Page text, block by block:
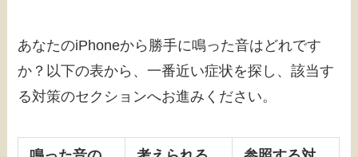
あなたのiPhoneから勝手に鳴った音はどれです
か？以下の表から、一番近い症状を探し、該当す
る対策のセクションへお進みください。